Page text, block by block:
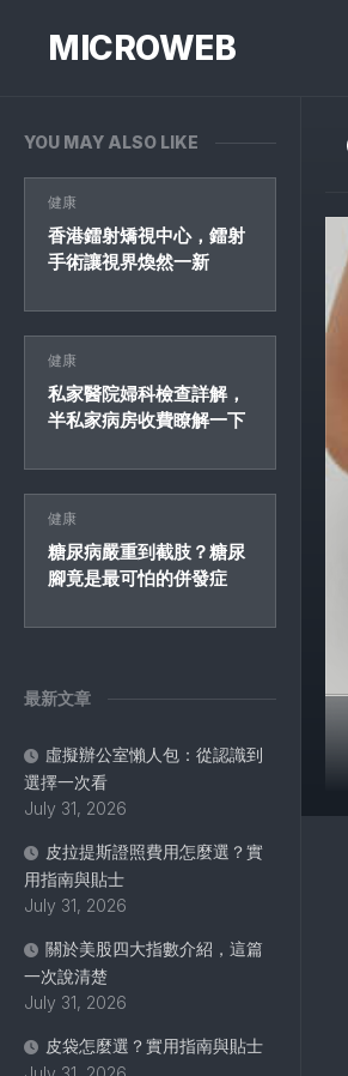
contentMICROWEB
YOU MAY ALSO LIKE
健康
香港鐳射矯視中心，鐳射
手術讓視界煥然一新
健康
私家醫院婦科檢查詳解，
半私家病房收費瞭解一下
健康
糖尿病嚴重到截肢？糖尿
腳竟是最可怕的併發症
最新文章
虛擬辦公室懶人包：從認識到
選擇一次看
July 31, 2026
皮拉提斯證照費用怎麼選？實
用指南與貼士
July 31, 2026
關於美股四大指數介紹，這篇
一次說清楚
July 31, 2026
皮袋怎麼選？實用指南與貼士